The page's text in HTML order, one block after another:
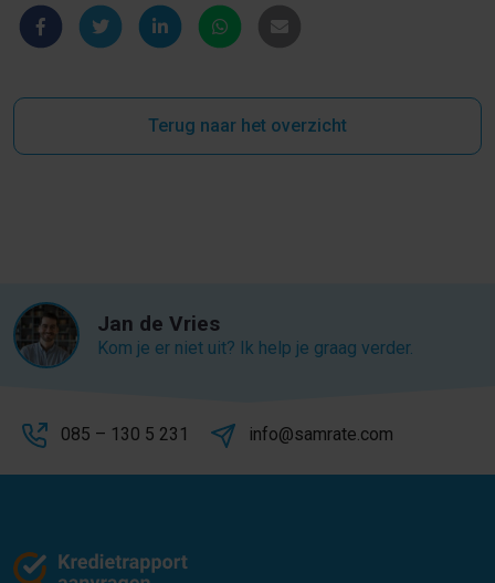
Terug naar het overzicht
Jan de Vries
Kom je er niet uit? Ik help je graag verder.
085 – 130 5 231 info@samrate.com